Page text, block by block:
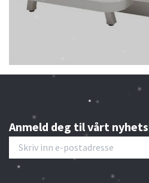
Anmeld deg til vårt